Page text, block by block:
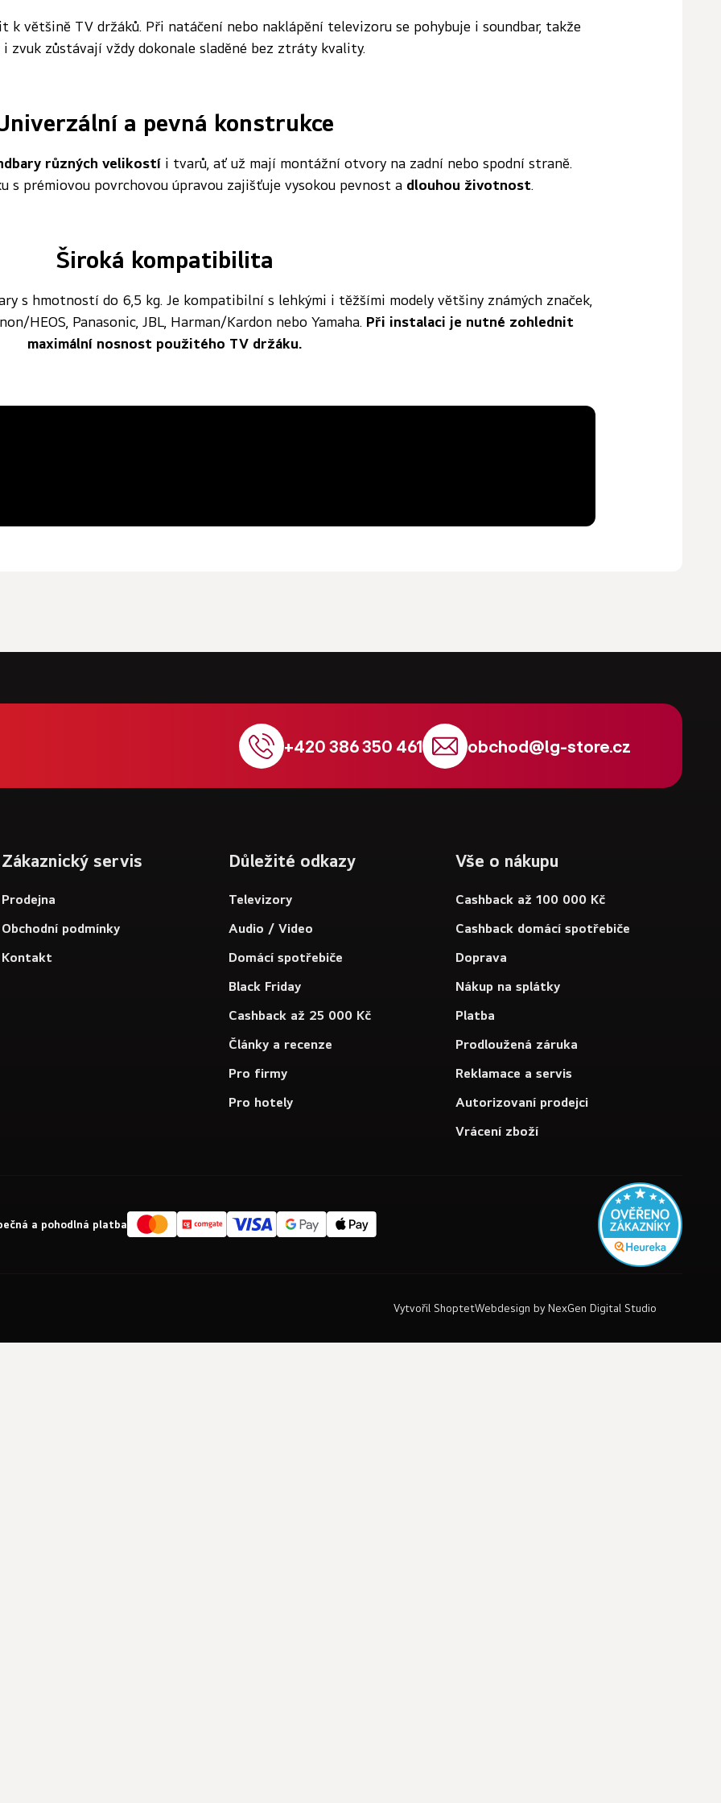
k většině TV držáků. Při natáčení nebo naklápění televizoru se pohybuje i soundbar, takže
zvuk zůstávají vždy dokonale sladěné bez ztráty kvality.
a pevná konstrukce
různých velikostí i tvarů, ať už mají montážní otvory na zadní nebo spodní straně.
s prémiovou povrchovou úpravou zajišťuje vysokou pevnost adlouhou životnost.
Široká kompatibilita
s hmotností do 6,5 kg. Je kompatibilní s lehkými i těžšími modely většiny známých značek,
HEOS, Panasonic, JBL, Harman/Kardon nebo Yamaha. Při instalaci je nutné zohlednit
maximální nosnost použitého TV držáku.
+420 386 350 461 obchod@lg-store.cz
Zákaznický servis
Prodejna
Obchodní podmínky
Kontakt
Důležité odkazy
Televizory
Audio / Video
Domácí spotřebiče
Black Friday
Cashback až 25 000 Kč
Články a recenze
Pro firmy
Pro hotely
Vše o nákupu
Cashback až 100 000 Kč
Cashback domácí spotřebiče
Doprava
Nákup na splátky
Platba
Prodloužená záruka
Reklamace a servis
Autorizovaní prodejci
Vrácení zboží
a pohodlná platba
Webdesign by NexGen Digital Studio
Vytvořil Shoptet